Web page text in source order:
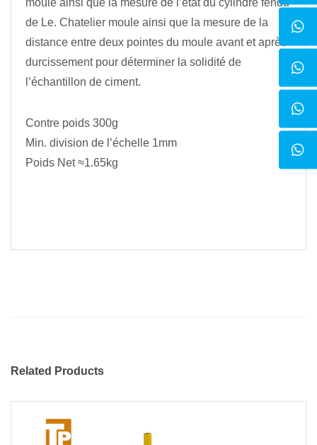
moule ainsi que la mesure de l’état du cylindre fendu
de Le. Chatelier moule ainsi que la mesure de la
distance entre deux pointes du moule avant et après
durcissement pour déterminer la solidité de
l’échantillon de ciment.
Contre poids 300g
Min. division de l’échelle 1mm
Poids Net ≈1.65kg
Related Products